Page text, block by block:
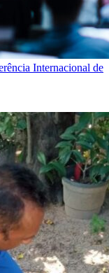
Internacional de